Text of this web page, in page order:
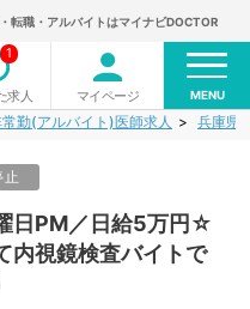
転職・アルバイトはマイナビDOCTOR
求人
1
マイページ MENU
勤(アルバイト)医師求人 兵庫県
止
日PM／日給5万円☆
内視鏡検査バイトで